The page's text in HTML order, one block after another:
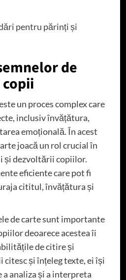
pentru părinți și
de
un proces complex care
inclusiv învățătura,
emoțională. În acest
joacă un rol crucial în
și dezvoltării copiilor.
eficiente care pot fi
cititul, învățătura și
de carte sunt importante
deoarece acestea îi
de citire și
citesc și înțeleg texte, ei își
analiza și a interpreta